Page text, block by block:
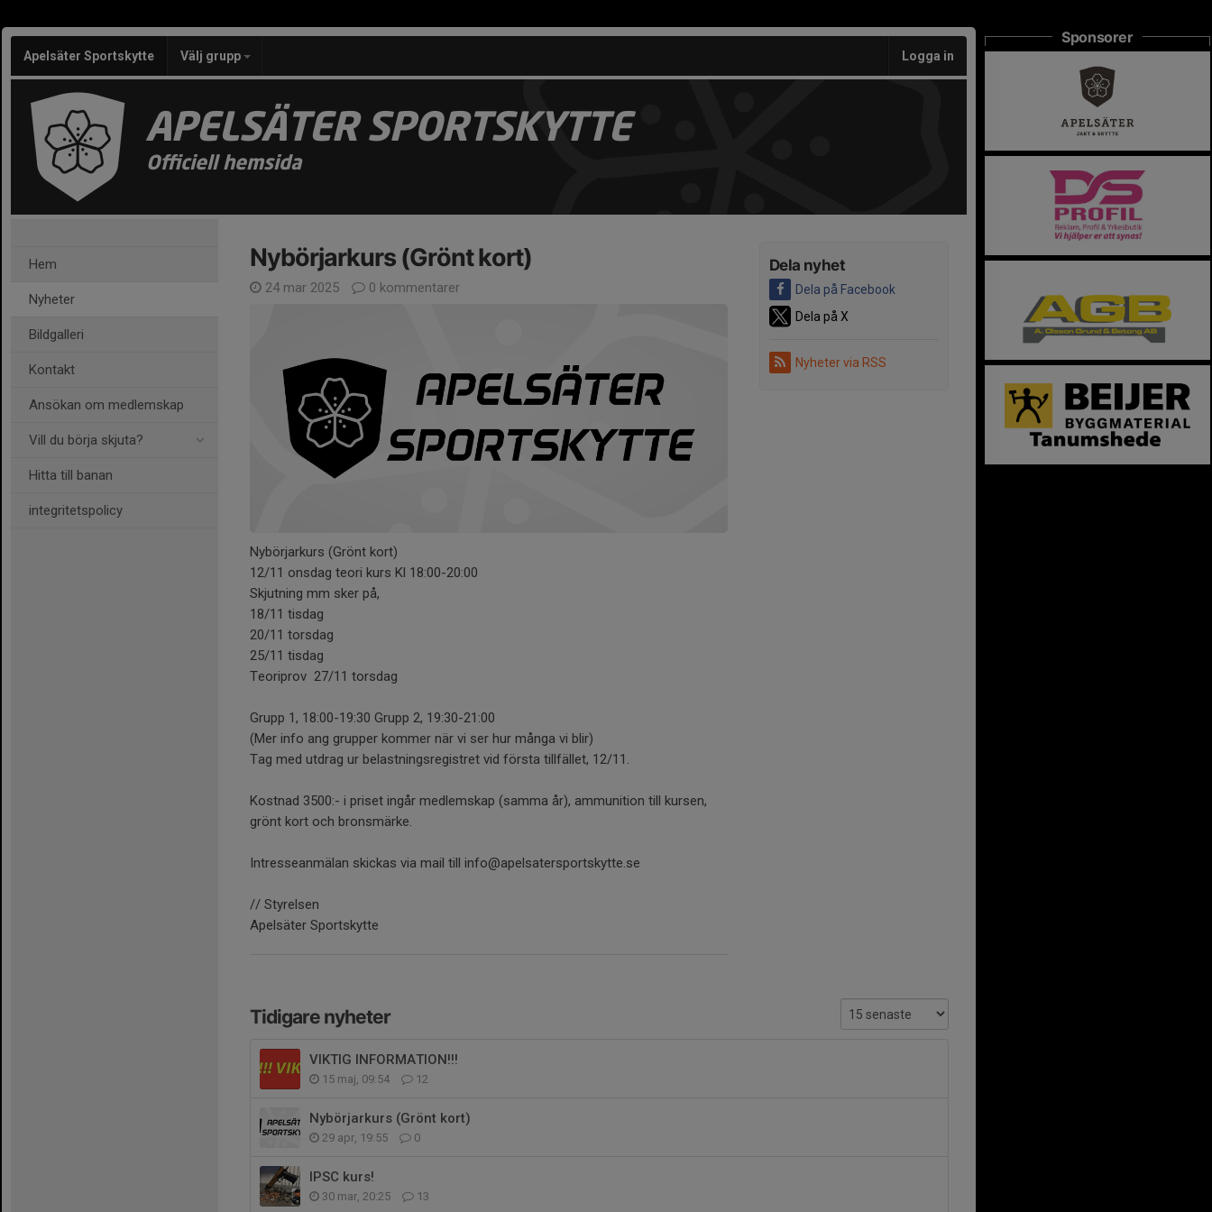
Apelsäter Sportskytte Välj grupp Logga in
APELSÄTER SPORTSKYTTE
Officiell hemsida
Hem
Nyheter
Bildgalleri
Kontakt
Ansökan om medlemskap
Vill du börja skjuta?
Hitta till banan
integritetspolicy
Dela nyhet
Dela på Facebook
Dela på X
Nyheter via RSS
Nybörjarkurs (Grönt kort)
24 mar 2025 0 kommentarer
Nybörjarkurs (Grönt kort)
12/11 onsdag teori kurs Kl 18:00-20:00
Skjutning mm sker på,
18/11 tisdag
20/11 torsdag
25/11 tisdag
Teoriprov 27/11 torsdag
Grupp 1, 18:00-19:30 Grupp 2, 19:30-21:00
(Mer info ang grupper kommer när vi ser hur många vi blir)
Tag med utdrag ur belastningsregistret vid första tillfället, 12/11.
Kostnad 3500:- i priset ingår medlemskap (samma år), ammunition till kursen,
grönt kort och bronsmärke.
Intresseanmälan skickas via mail till info@apelsatersportskytte.se
// Styrelsen
Apelsäter Sportskytte
Tidigare nyheter
VIKTIG INFORMATION!!!
15 maj, 09:54 12
Nybörjarkurs (Grönt kort)
29 apr, 19:55 0
IPSC kurs!
30 mar, 20:25 13
Sponsorer